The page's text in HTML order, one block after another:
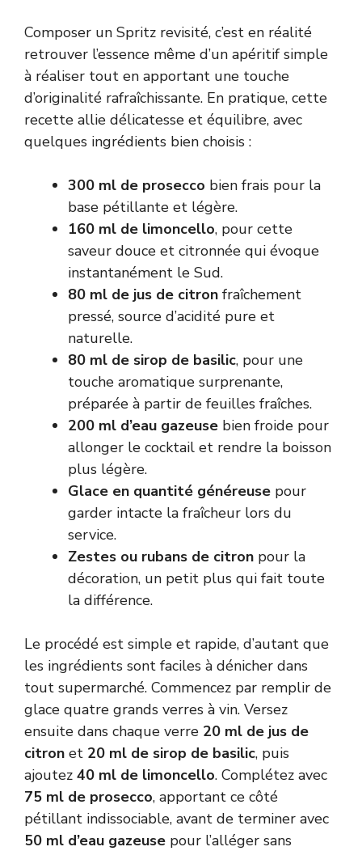
Composer un Spritz revisité, c’est en réalité
retrouver l’essence même d’un apéritif simple
à réaliser tout en apportant une touche
d’originalité rafraîchissante. En pratique, cette
recette allie délicatesse et équilibre, avec
quelques ingrédients bien choisis :
300 ml de prosecco bien frais pour la
base pétillante et légère.
160 ml de limoncello, pour cette
saveur douce et citronnée qui évoque
instantanément le Sud.
80 ml de jus de citron fraîchement
pressé, source d’acidité pure et
naturelle.
80 ml de sirop de basilic, pour une
touche aromatique surprenante,
préparée à partir de feuilles fraîches.
200 ml d’eau gazeuse bien froide pour
allonger le cocktail et rendre la boisson
plus légère.
Glace en quantité généreuse pour
garder intacte la fraîcheur lors du
service.
Zestes ou rubans de citron pour la
décoration, un petit plus qui fait toute
la différence.
Le procédé est simple et rapide, d’autant que
les ingrédients sont faciles à dénicher dans
tout supermarché. Commencez par remplir de
glace quatre grands verres à vin. Versez
ensuite dans chaque verre 20 ml de jus de
citron et 20 ml de sirop de basilic, puis
ajoutez 40 ml de limoncello. Complétez avec
75 ml de prosecco, apportant ce côté
pétillant indissociable, avant de terminer avec
50 ml d’eau gazeuse pour l’alléger sans